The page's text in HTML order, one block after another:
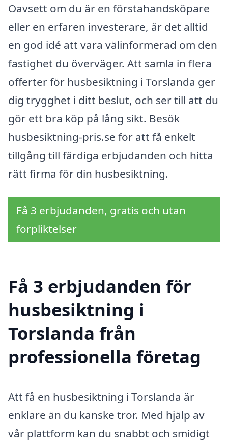
Oavsett om du är en förstahandsköpare
eller en erfaren investerare, är det alltid
en god idé att vara välinformerad om den
fastighet du överväger. Att samla in flera
offerter för husbesiktning i Torslanda ger
dig trygghet i ditt beslut, och ser till att du
gör ett bra köp på lång sikt. Besök
husbesiktning-pris.se för att få enkelt
tillgång till färdiga erbjudanden och hitta
rätt firma för din husbesiktning.
Få 3 erbjudanden, gratis och utan
förpliktelser
Få 3 erbjudanden för
husbesiktning i
Torslanda från
professionella företag
Att få en husbesiktning i Torslanda är
enklare än du kanske tror. Med hjälp av
vår plattform kan du snabbt och smidigt